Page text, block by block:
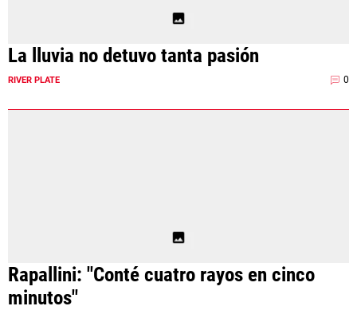
La lluvia no detuvo tanta pasión
RIVER PLATE 0
Rapallini: "Conté cuatro rayos en cinco
minutos"